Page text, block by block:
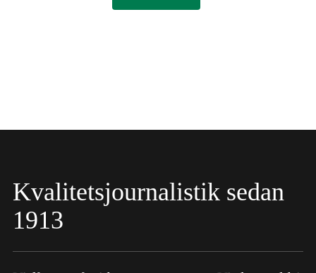
Kvalitetsjournalistik sedan
1913